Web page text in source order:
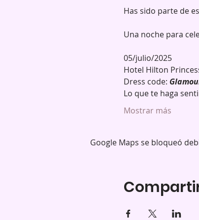
Has sido parte de
Una noche para
05/julio/2025
Hotel Hilton
Dress code:
Lo que te haga
Mostrar más
Google Maps se bloqueó